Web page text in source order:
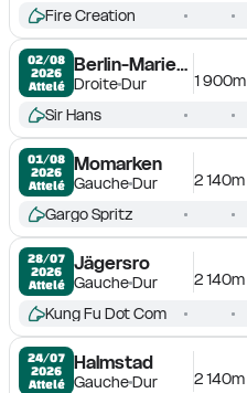
Fire Creation
02/08
2026
Attelé
Berlin-Mariendorf
DroiteDur
1 900m
Sir Hans
01/08
2026
Attelé
Momarken
GaucheDur
2 140m
Gargo Spritz
28/07
2026
Attelé
Jägersro
GaucheDur
2 140m
Kung Fu Dot Com
24/07
2026
Attelé
Halmstad
GaucheDur
2 140m